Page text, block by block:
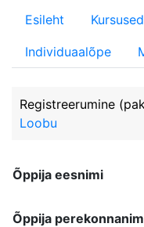
Esileht Kursused
Individuaalõpe
Registreerumine
Loobu
Õppija eesnimi
Õppija